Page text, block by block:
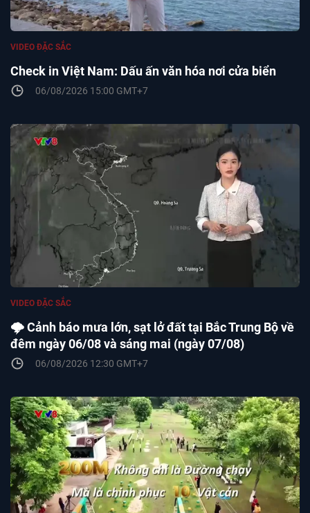
Check in Việt Nam: Dấu ấn văn hóa nơi cửa biển
VIDEO ĐẶC SẮC
06/08/2026 15:00 GMT+7
🌩️ Cảnh báo mưa lớn, sạt lở đất tại Bắc Trung Bộ về
đêm ngày 06/08 và sáng mai (ngày 07/08)
VIDEO ĐẶC SẮC
06/08/2026 12:30 GMT+7